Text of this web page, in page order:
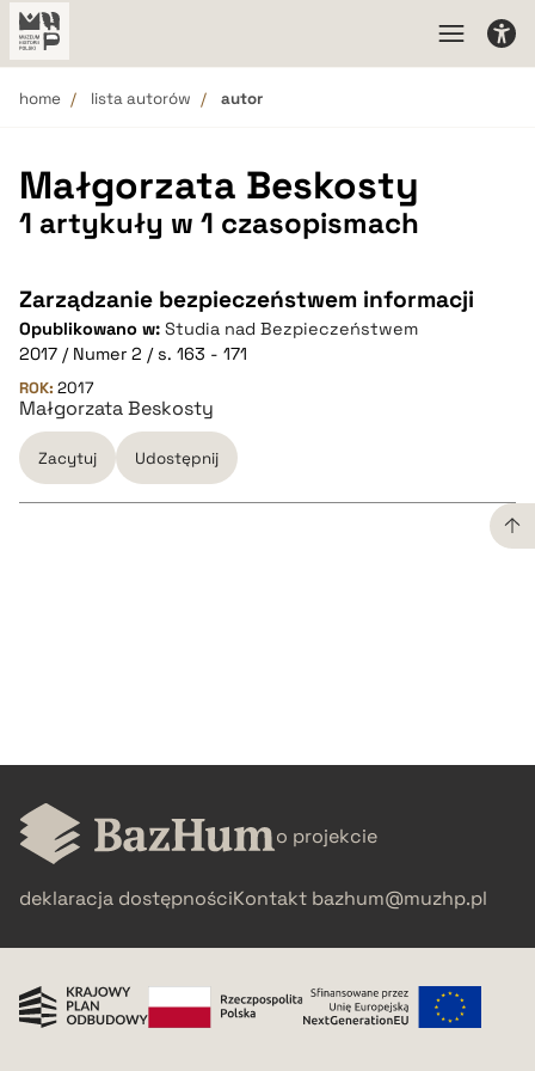
home lista autorów autor
Małgorzata Beskosty
1 artykuły w 1 czasopismach
Zarządzanie bezpieczeństwem informacji
Opublikowano w: Studia nad Bezpieczeństwem
2017 / Numer 2 / s. 163 - 171
ROK: 2017
Małgorzata Beskosty
Zacytuj Udostępnij
o projekcie
deklaracja dostępnościKontakt bazhum@muzhp.pl